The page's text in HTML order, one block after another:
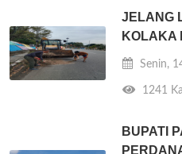
JELANG
KOLAKA
Senin,
1241
BUPATI